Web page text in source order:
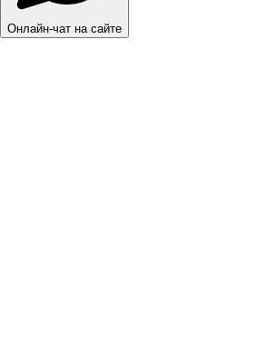
Онлайн-чат на сайте